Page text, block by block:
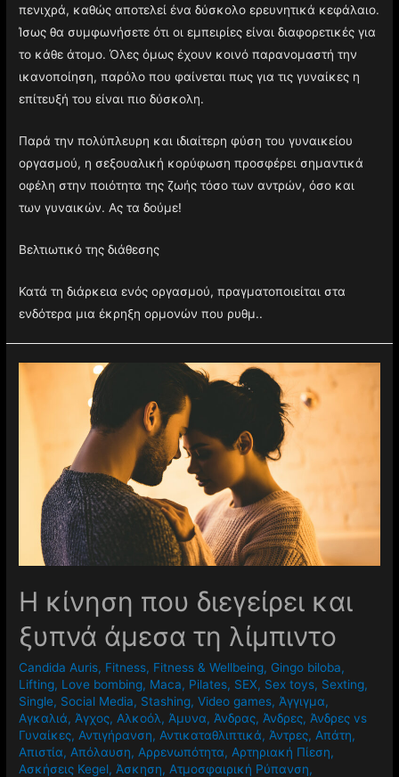
πενιχρά, καθώς αποτελεί ένα δύσκολο ερευνητικά κεφάλαιο.
Ίσως θα συμφωνήσετε ότι οι εμπειρίες είναι διαφορετικές για
το κάθε άτομο. Όλες όμως έχουν κοινό παρανομαστή την
ικανοποίηση, παρόλο που φαίνεται πως για τις γυναίκες η
επίτευξή του είναι πιο δύσκολη.
Παρά την πολύπλευρη και ιδιαίτερη φύση του γυναικείου
οργασμού, η σεξουαλική κορύφωση προσφέρει σημαντικά
οφέλη στην ποιότητα της ζωής τόσο των αντρών, όσο και
των γυναικών. Ας τα δούμε!
Βελτιωτικό της διάθεσης
Κατά τη διάρκεια ενός οργασμού, πραγματοποιείται στα
ενδότερα μια έκρηξη ορμονών που ρυθμ..
Η κίνηση που διεγείρει και
ξυπνά άμεσα τη λίμπιντο
Candida Auris, Fitness, Fitness & Wellbeing, Gingo biloba,
Lifting, Love bombing, Maca, Pilates, SEX, Sex toys, Sexting,
Single, Social Media, Stashing,Video games, Άγγιγμα,
Αγκαλιά, Άγχος, Αλκοόλ, Άμυνα, Άνδρας, Άνδρες, Άνδρες vs
Γυναίκες, Αντιγήρανση, Αντικαταθλιπτικά, Άντρες, Απάτη,
Απιστία, Απόλαυση, Αρρενωπότητα, Αρτηριακή Πίεση,
Ασκήσεις Kegel, Άσκηση, Ατμοσφαιρική Ρύπανση,